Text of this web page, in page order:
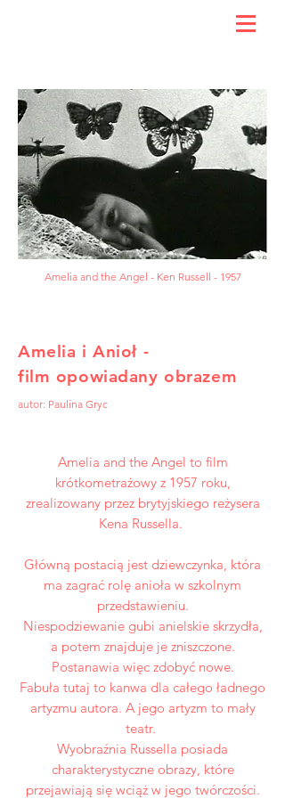
Amelia and the Angel - Ken Russell - 1957
Amelia i Anioł -
film opowiadany obrazem
autor: Paulina Gryc
Amelia and the Angel to film
krótkometrażowy z 1957 roku,
zrealizowany przez brytyjskiego reżysera
Kena Russella.
Główną postacią jest dziewczynka, która
ma zagrać rolę anioła w szkolnym
przedstawieniu.
Niespodziewanie gubi anielskie skrzydła,
a potem znajduje je zniszczone.
Postanawia więc zdobyć nowe.
Fabuła tutaj to kanwa dla całego ładnego
artyzmu autora. A jego artyzm to mały
teatr.
Wyobraźnia Russella posiada
charakterystyczne obrazy, które
przejawiają się wciąż w jego twórczości.